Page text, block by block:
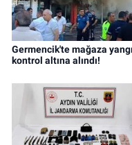
Germencik'te mağaza
kontrol altına alındı!